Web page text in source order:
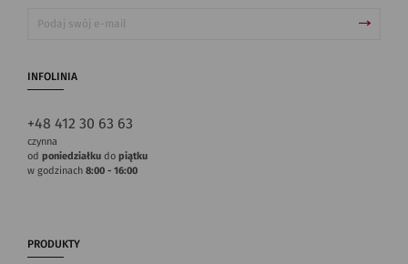
INFOLINIA
+48 412 30 63 63
czynna
od poniedziałku do piątku
w godzinach 8:00 - 16:00
PRODUKTY